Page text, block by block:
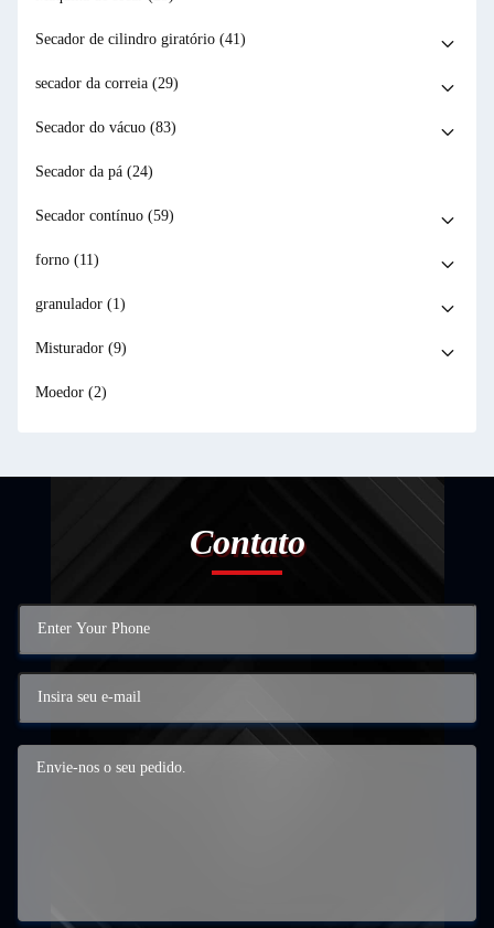
Secador de cilindro giratório (41)
secador da correia (29)
Secador do vácuo (83)
Secador da pá (24)
Secador contínuo (59)
forno (11)
granulador (1)
Misturador (9)
Moedor (2)
Contato